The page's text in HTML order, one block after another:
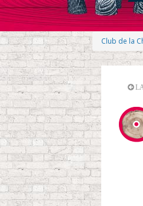
Club de la